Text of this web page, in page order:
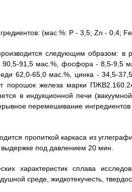
(мас.%: Р - 3,5; Zn - 0,4; Fe
следующим образом:
91,5 мас.%, фосфора - 8,5-9,5
62,0-65,0 мас.%, цинка - 34,5-
порошок железа марки
в индукционной печи
перемешивание
пропиткой каркаса из
под давлением 20 мин.
характеристик сплава
среде, жидкотекучесть,